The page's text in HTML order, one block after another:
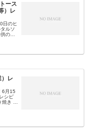
ース
）レ
日のヒ
ルソ
の無
レ
6月15
シピ
焼き と